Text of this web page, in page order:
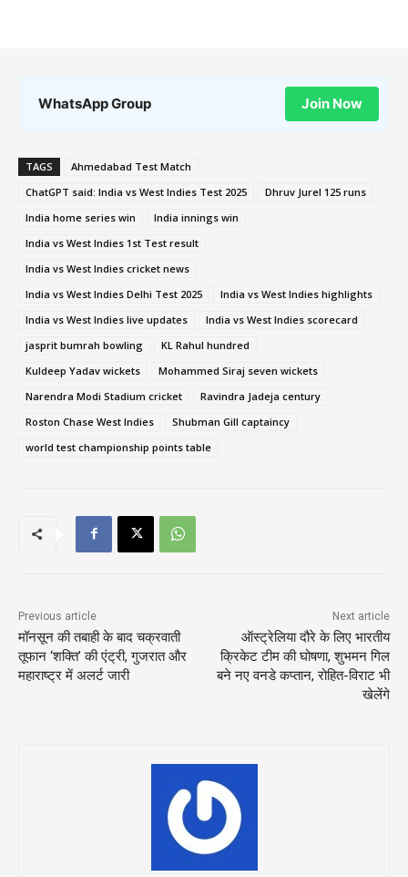
WhatsApp Group Join Now
TAGS
Ahmedabad Test Match
ChatGPT said: India vs West Indies Test 2025
Dhruv Jurel 125 runs
India home series win
India innings win
India vs West Indies 1st Test result
India vs West Indies cricket news
India vs West Indies Delhi Test 2025
India vs West Indies highlights
India vs West Indies live updates
India vs West Indies scorecard
jasprit bumrah bowling
KL Rahul hundred
Kuldeep Yadav wickets
Mohammed Siraj seven wickets
Narendra Modi Stadium cricket
Ravindra Jadeja century
Roston Chase West Indies
Shubman Gill captaincy
world test championship points table
Previous article
मॉनसून की तबाही के बाद चक्रवाती
तूफान ‘शक्ति’ की एंट्री, गुजरात और
महाराष्ट्र में अलर्ट जारी
Next article
ऑस्ट्रेलिया दौरे के लिए भारतीय
क्रिकेट टीम की घोषणा, शुभमन गिल
बने नए वनडे कप्तान, रोहित-विराट भी
खेलेंगे